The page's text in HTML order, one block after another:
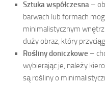
Sztuka współczesna –
barwach lub formach
minimalistycznym
duży obraz, który
Rośliny doniczkowe –
wybierając je, należy
są rośliny o